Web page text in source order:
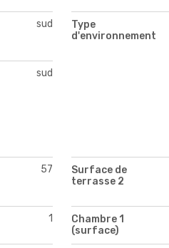
sud
Type
d'environnement
sud
57
Surface de
terrasse 2
1
Chambre 1
(surface)